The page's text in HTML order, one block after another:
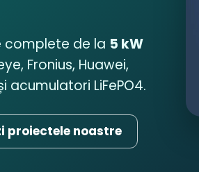
de la 5 kW
Fronius, Huawei,
acumulatori LiFePO4.
proiectele noastre